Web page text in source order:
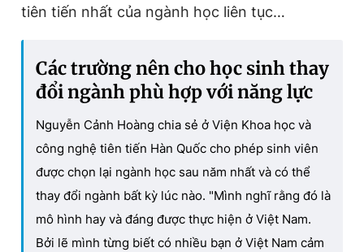
tiên tiến nhất của ngành học liên tục…
Các trường nên cho học sinh thay
đổi ngành phù hợp với năng lực
Nguyễn Cảnh Hoàng chia sẻ ở Viện Khoa học và
công nghệ tiên tiến Hàn Quốc cho phép sinh viên
được chọn lại ngành học sau năm nhất và có thể
thay đổi ngành bất kỳ lúc nào. "Mình nghĩ rằng đó là
mô hình hay và đáng được thực hiện ở Việt Nam.
Bởi lẽ mình từng biết có nhiều bạn ở Việt Nam cảm